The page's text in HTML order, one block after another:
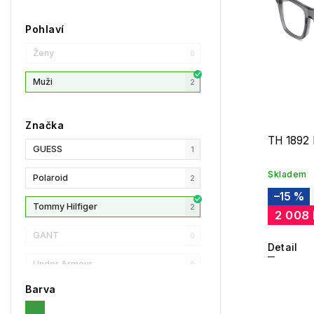
Pohlaví
Ženy 0
Muži 2
Značka
GUESS 1
Polaroid 2
Tommy Hilfiger 2
GANT 0
Under Armour 0
Privé Revaux
Barva
TH 1892
Skladem
–15 %
2 008
Detail